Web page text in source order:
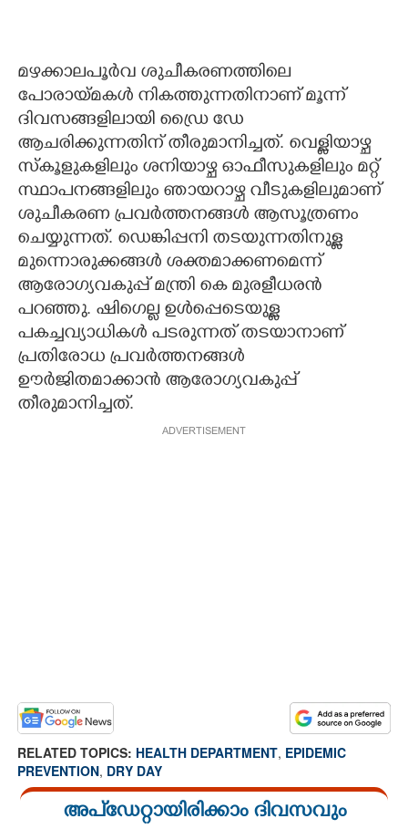
മഴക്കാലപൂർവ ശുചീകരണത്തിലെ
പോരായ്മകൾ നികത്തുന്നതിനാണ് മൂന്ന്
ദിവസങ്ങളിലായി ഡ്രൈ ഡേ
ആചരിക്കുന്നതിന് തീരുമാനിച്ചത്. വെള്ളിയാഴ്ച
സ്കൂളുകളിലും ശനിയാഴ്ച ഓഫീസുകളിലും മറ്റ്
സ്ഥാപനങ്ങളിലും ഞായറാഴ്ച വീടുകളിലുമാണ്
ശുചീകരണ പ്രവർത്തനങ്ങൾ ആസൂത്രണം
ചെയ്യുന്നത്. ഡെങ്കിപ്പനി തടയുന്നതിനുള്ള
മുന്നൊരുക്കങ്ങൾ ശക്തമാക്കണമെന്ന്
ആരോഗ്യവകുപ്പ് മന്ത്രി കെ മുരളീധരൻ
പറഞ്ഞു. ഷിഗെല്ല ഉൾപ്പെടെയുള്ള
പകച്ചവ്യാധികൾ പടരുന്നത് തടയാനാണ്
പ്രതിരോധ പ്രവർത്തനങ്ങൾ
ഊർജിതമാക്കാൻ ആരോഗ്യവകുപ്പ്
തീരുമാനിച്ചത്.
ADVERTISEMENT
RELATED TOPICS: HEALTH DEPARTMENT, EPIDEMIC
PREVENTION, DRY DAY
അപ്ഡേറ്റായിരിക്കാം ദിവസവും